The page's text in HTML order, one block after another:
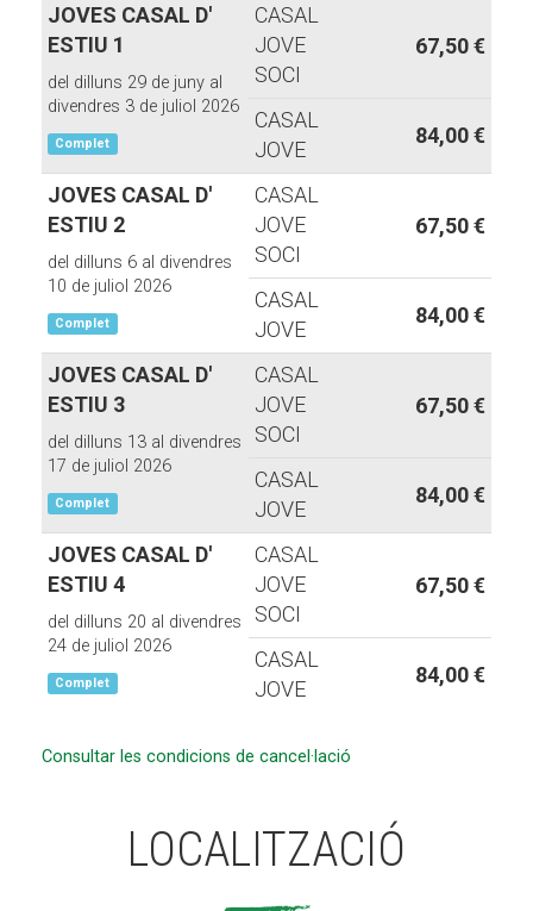
JOVES CASAL D'
ESTIU 1
del dilluns 29 de juny al
divendres 3 de juliol 2026
Complet
CASAL
JOVE
SOCI
67,50 €
CASAL
JOVE
84,00 €
JOVES CASAL D'
ESTIU 2
del dilluns 6 al divendres
10 de juliol 2026
Complet
CASAL
JOVE
SOCI
67,50 €
CASAL
JOVE
84,00 €
JOVES CASAL D'
ESTIU 3
del dilluns 13 al divendres
17 de juliol 2026
Complet
CASAL
JOVE
SOCI
67,50 €
CASAL
JOVE
84,00 €
JOVES CASAL D'
ESTIU 4
del dilluns 20 al divendres
24 de juliol 2026
Complet
CASAL
JOVE
SOCI
67,50 €
CASAL
JOVE
84,00 €
Consultar les condicions de cancel·lació
LOCALITZACIÓ